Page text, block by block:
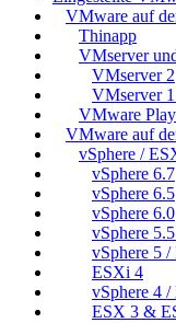
VMware auf
Thinapp
VMserver
VMserver 2
VMserver
VMware
VMware auf
vSphere /
vSphere 6.7
vSphere 6.5
vSphere 6.0
vSphere
vSphere 5
ESXi 4
vSphere 4
ESX 3 &